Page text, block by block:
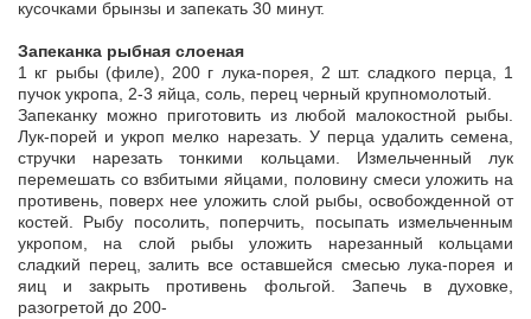
кусочками брынзы и запекать 30 минут.
Запеканка рыбная слоеная
1 кг рыбы (филе), 200 г лука-порея, 2 шт. сладкого перца, 1
пучок укропа, 2-3 яйца, соль, перец черный крупномолотый.
Запеканку можно приготовить из любой малокостной рыбы.
Лук-порей и укроп мелко нарезать. У перца удалить семена,
стручки нарезать тонкими кольцами. Измельченный лук
перемешать со взбитыми яйцами, половину смеси уложить на
противень, поверх нее уложить слой рыбы, освобожденной от
костей. Рыбу посолить, поперчить, посыпать измельченным
укропом, на слой рыбы уложить нарезанный кольцами
сладкий перец, залить все оставшейся смесью лука-порея и
яиц и закрыть противень фольгой. Запечь в духовке,
разогретой до 200-